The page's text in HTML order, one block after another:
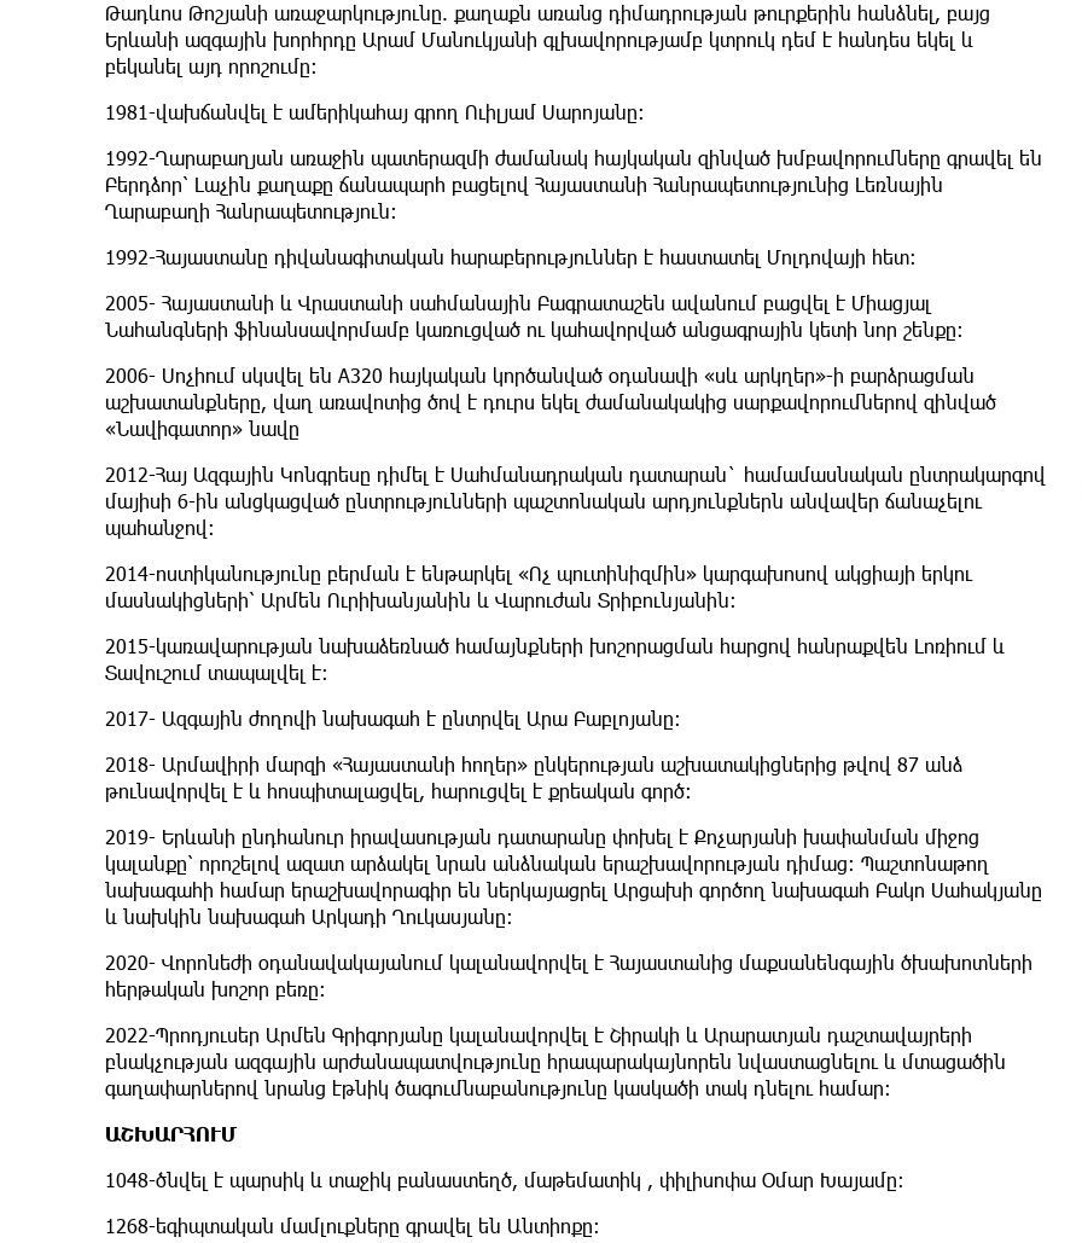
Թադևոս Թոշյանի առաջարկությունը. քաղաքն առանց դիմադրության թուրքերին հանձնել, բայց
Երևանի ազգային խորհրդը Արամ Մանուկյանի գլխավորությամբ կտրուկ դեմ է հանդես եկել և
բեկանել այդ որոշումը:
1981-վախճանվել է ամերիկահայ գրող Ուիլյամ Սարոյանը։
1992-Ղարաբաղյան առաջին պատերազմի ժամանակ հայկական զինված խմբավորումները գրավել են
Բերդձոր՝ Լաչին քաղաքը ճանապարհ բացելով Հայաստանի Հանրապետությունից Լեռնային
Ղարաբաղի Հանրապետություն։
1992-Հայաստանը դիվանագիտական հարաբերություններ է հաստատել Մոլդովայի հետ։
2005- Հայաստանի և Վրաստանի սահմանային Բագրատաշեն ավանում բացվել է Միացյալ
Նահանգների ֆինանսավորմամբ կառուցված ու կահավորված անցագրային կետի նոր շենքը:
2006- Սոչիում սկսվել են A320 հայկական կործանված օդանավի «սև արկղեր»-ի բարձրացման
աշխատանքները, վաղ առավոտից ծով է դուրս եկել ժամանակակից սարքավորումներով զինված
«Նավիգատոր» նավը
2012-Հայ Ազգային Կոնգրեսը դիմել է Սահմանադրական դատարան` համամասնական ընտրակարգով
մայիսի 6-ին անցկացված ընտրությունների պաշտոնական արդյունքներն անվավեր ճանաչելու
պահանջով:
2014-ոստիկանությունը բերման է ենթարկել «Ոչ պուտինիզմին» կարգախոսով ակցիայի երկու
մասնակիցների՝ Արմեն Ուրիխանյանին և Վարուժան Տրիբունյանին։
2015-կառավարության նախաձեռնած համայնքների խոշորացման հարցով հանրաքվեն Լոռիում և
Տավուշում տապալվել է։
2017- Ազգային ժողովի նախագահ է ընտրվել Արա Բաբլոյանը։
2018- Արմավիրի մարզի «Հայաստանի հողեր» ընկերության աշխատակիցներից թվով 87 անձ
թունավորվել է և հոսպիտալացվել, հարուցվել է քրեական գործ:
2019- Երևանի ընդհանուր իրավասության դատարանը փոխել է Քոչարյանի խափանման միջոց
կալանքը՝ որոշելով ազատ արձակել նրան անձնական երաշխավորության դիմաց: Պաշտոնաթող
նախագահի համար երաշխավորագիր են ներկայացրել Արցախի գործող նախագահ Բակո Սահակյանը
և նախկին նախագահ Արկադի Ղուկասյանը:
2020- Վորոնեժի օդանավակայանում կալանավորվել է Հայաստանից մաքսանենգային ծխախոտների
հերթական խոշոր բեռը:
2022-Պրոդյուսեր Արմեն Գրիգորյանը կալանավորվել է Շիրակի և Արարատյան դաշտավայրերի
բնակչության ազգային արժանապատվությունը հրապարակայնորեն նվաստացնելու և մտացածին
գաղափարներով նրանց էթնիկ ծագումնաբանությունը կասկածի տակ դնելու համար։
ԱՇԽԱՐՀՈՒՄ
1048-ծնվել է պարսիկ և տաջիկ բանաստեղծ, մաթեմատիկ , փիլիսոփա Օմար Խայամը։
1268-եգիպտական մամլուքները գրավել են Անտիոքը։